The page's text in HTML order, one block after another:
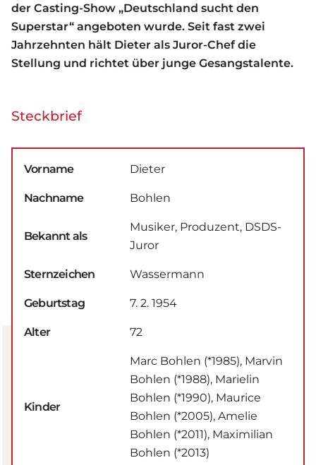
der Casting-Show „Deutschland sucht den
Superstar“ angeboten wurde. Seit fast zwei
Jahrzehnten hält Dieter als Juror-Chef die
Stellung und richtet über junge Gesangstalente.
Steckbrief
Vorname Dieter
Nachname Bohlen
Bekannt als
Musiker, Produzent, DSDS-
Juror
Sternzeichen Wassermann
Geburtstag 7. 2. 1954
Alter 72
Kinder
Marc Bohlen (*1985), Marvin
Bohlen (*1988), Marielin
Bohlen (*1990), Maurice
Bohlen (*2005), Amelie
Bohlen (*2011), Maximilian
Bohlen (*2013)